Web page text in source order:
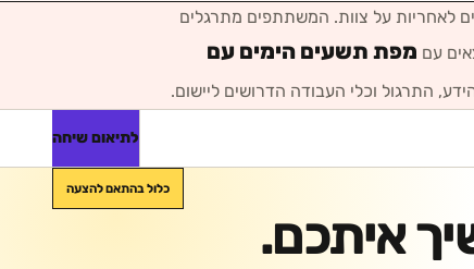
לאחריות על צוות. המשתתפים מתרגלים
עם מפת תשעים הימים עם
התרגול וכלי העבודה הדרושים ליישום.
לתיאום שיחה
איתכם.
כלול בהתאם להצעה